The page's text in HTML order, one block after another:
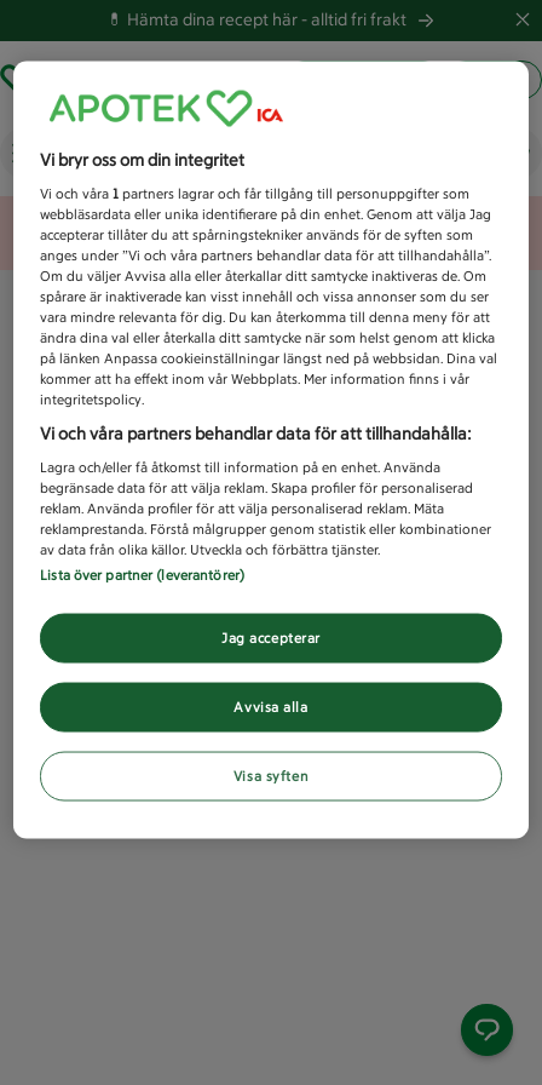
💊 Hämta dina recept här -alltid fri frakt
Vad letar du efter idag?
Unknown error
Vi bryr oss om din integritet
Vi och våra1 partners lagrar och får tillgång till personuppgifter som
webbläsardata eller unika identifierare på din enhet. Genom att välja Jag
accepterar tillåter du att spårningstekniker används för de syften som
anges under ”Vi och våra partners behandlar data för att tillhandahålla”.
Om du väljer Avvisa alla eller återkallar ditt samtycke inaktiveras de. Om
spårare är inaktiverade kan visst innehåll och vissa annonser som du ser
vara mindre relevanta för dig. Du kan återkomma till denna meny för att
ändra dina val eller återkalla ditt samtycke när som helst genom att klicka
på länken Anpassa cookieinställningar längst ned på webbsidan. Dina val
kommer att ha effekt inom vår Webbplats. Mer information finns i vår
integritetspolicy.
Vi och våra partners behandlar data för att tillhandahålla:
Lagra och/eller få åtkomst till information på en enhet. Använda
begränsade data för att välja reklam. Skapa profiler för personaliserad
reklam. Använda profiler för att välja personaliserad reklam. Mäta
reklamprestanda. Förstå målgrupper genom statistik eller kombinationer
av data från olika källor. Utveckla och förbättra tjänster.
Lista över partner (leverantörer)
Avvisa alla
Jag accepterar
Visa syften